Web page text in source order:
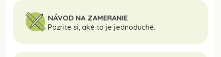
NÁVOD NA ZAMERANIE
Pozrite si, aké to je jednoduché.